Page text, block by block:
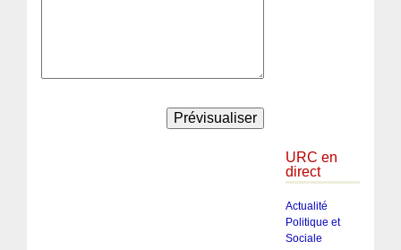
URC en
direct
Actualité
Politique et
Sociale